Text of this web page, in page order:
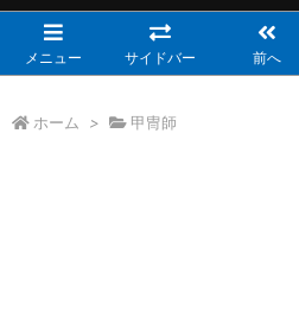
メニュー サイドバー 前へ
ホーム > 甲冑師